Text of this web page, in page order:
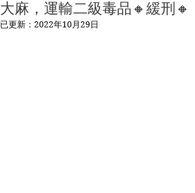
大麻，運輸二級毒品🔸緩刑🔸
已更新： 2022年10月29日